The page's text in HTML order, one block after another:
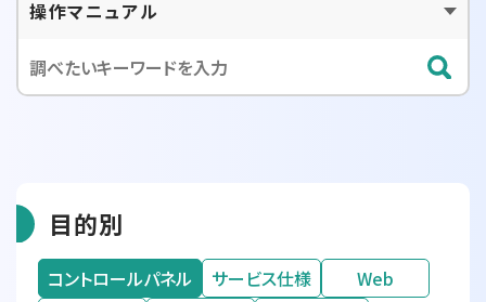
目的別
コントロールパネル サービス仕様
Web